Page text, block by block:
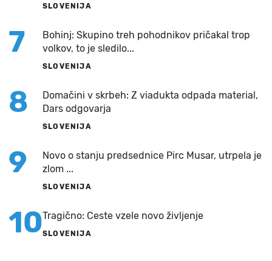
SLOVENIJA
7
Bohinj: Skupino treh pohodnikov pričakal trop
volkov, to je sledilo...
SLOVENIJA
8
Domačini v skrbeh: Z viadukta odpada material,
Dars odgovarja
SLOVENIJA
9
Novo o stanju predsednice Pirc Musar, utrpela je
zlom ...
SLOVENIJA
10Tragično: Ceste vzele novo življenje
SLOVENIJA